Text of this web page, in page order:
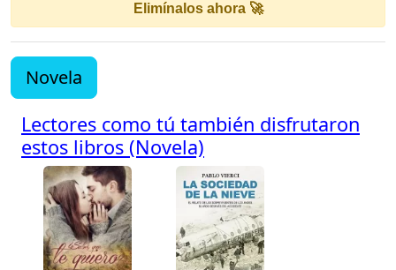
Elimínalos ahora 🚀
Novela
Lectores como tú también disfrutaron
estos libros (Novela)